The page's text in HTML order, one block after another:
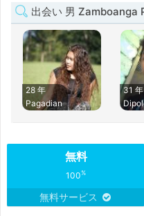
出会い 男 Zamboanga
28 年
Pagadian
31 年
無料
100%
無料サービス